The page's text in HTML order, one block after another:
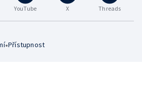
YouTube X Threads
•Přístupnost